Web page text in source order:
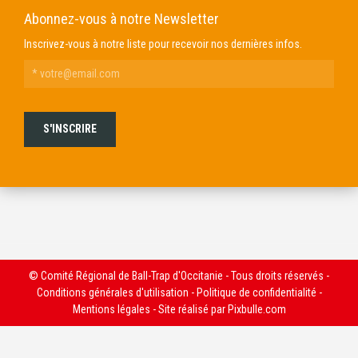
Abonnez-vous à notre Newsletter
Inscrivez-vous à notre liste pour recevoir nos dernières infos.
© Comité Régional de Ball-Trap d'Occitanie - Tous droits réservés -
Conditions générales d'utilisation - Politique de confidentialité -
Mentions légales - Site réalisé par Pixbulle.com